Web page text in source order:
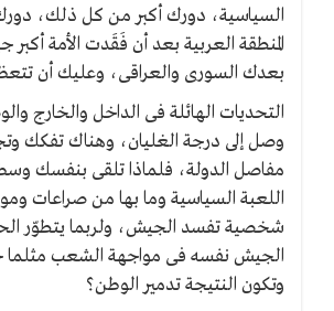
السياسية، دورك أكبر من كل ذلك،
المنطقة العربية بعد أن فَقَدت الأمة
بعدك السورى والعراقى، وعليك أن
التحديات الهائلة فى الداخل والخارج
وصل إلى درجة الغليان، وهناك تفكك
مفاصل الدولة، فلماذا تلقى بنفسك
اللعبة السياسية وما بها من صراعات
شخصية تفسد الجيش، ولربما يتطوّر
الجيش نفسه فى مواجهة الشعب
وتكون النتيجة تدمير الوطن؟